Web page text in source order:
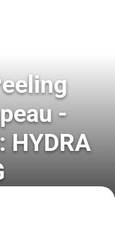
-
HYDRA